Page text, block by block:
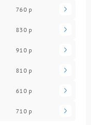
760 р
830 р
910 р
810 р
610 р
710 р